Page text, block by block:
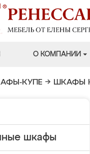
О КОМПАНИИ
КУПЕ → ШКАФЫ
шкафы